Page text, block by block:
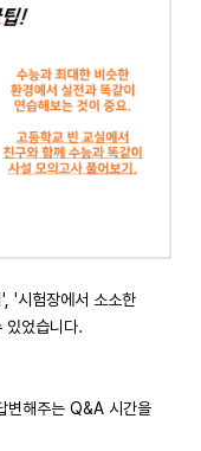
'시험장에서 소소한
있었습니다.
변해주는 Q&A 시간을